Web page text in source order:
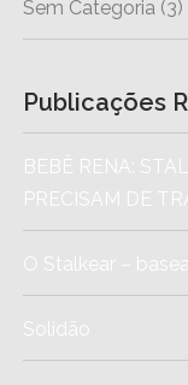
Sem Categoria (3)
Publicações
BEBÊ RENA:
PRECISAM DE
O Stalkear –